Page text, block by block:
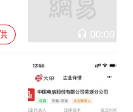
00:00